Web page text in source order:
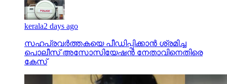
kerala2 days ago
സഹപ്രവര്‍ത്തകയെ പീഡിപ്പിക്കാന്‍ ശ്രമിച്ച
പൊലീസ് അസോസിയേഷന്‍ നേതാവിനെതിരെ
കേസ്